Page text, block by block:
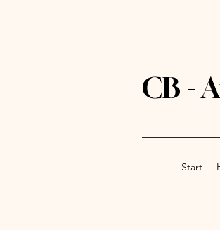
CB -
Start